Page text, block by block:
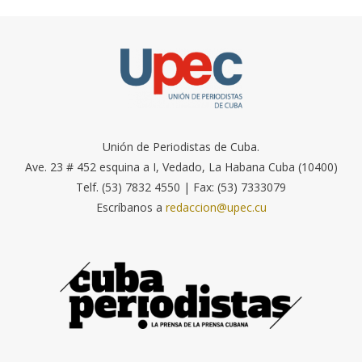
Unión de Periodistas de Cuba.
Ave. 23 # 452 esquina a I, Vedado, La Habana Cuba (10400)
Telf. (53) 7832 4550 | Fax: (53) 7333079
Escríbanos a redaccion@upec.cu